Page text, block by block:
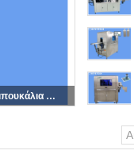
Τελευταίο εξοπλισμό ανίχνευσης ελαττωμάτων από καφέ μπουκάλια με βάση αλγορίθμους